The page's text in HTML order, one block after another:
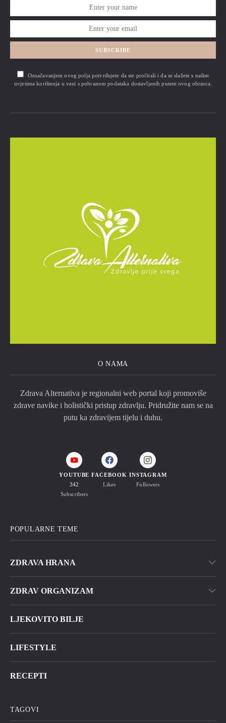
SUBSCRIBE
Označavanjem ovog polja potvrđujete da ste pročitali i da se slažete s našim
uvjetima korištenja u vezi s pohranom podataka dostavljenih putem ovog obrasca.
O NAMA
Zdrava Alternativa je regionalni web portal koji promoviše
zdrave navike i holistički pristup zdravlju. Pridružite nam se na
putu ka zdravijem tijelu i duhu.
YOUTUBE
342
Subscribers
FACEBOOK
Likes
INSTAGRAM
Followers
POPULARNE TEME
ZDRAVA HRANA
ZDRAV ORGANIZAM
LJEKOVITO BILJE
LIFESTYLE
RECEPTI
TAGOVI